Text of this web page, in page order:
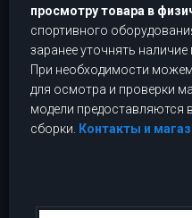
просмотру товара в
спортивного
заранее уточнять
При необходимости
для осмотра и проверки
модели предоставляются
сборки.
Контакты и